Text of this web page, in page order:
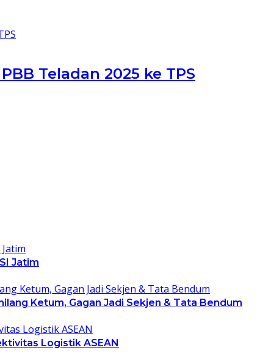
Teladan 2025 ke TPS
Jatim
Ketum, Gagan Jadi Sekjen & Tata Bendum
Logistik ASEAN